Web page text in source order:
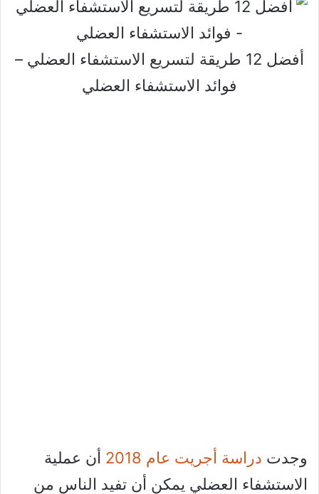
أفضل 12 طريقة لتسريع الاستشفاء العضلي –
فوائد الاستشفاء العضلي
وجدت دراسة أجريت عام 2018
أن عملية
الاستشفاء العضلي يمكن أن تفيد الناس من